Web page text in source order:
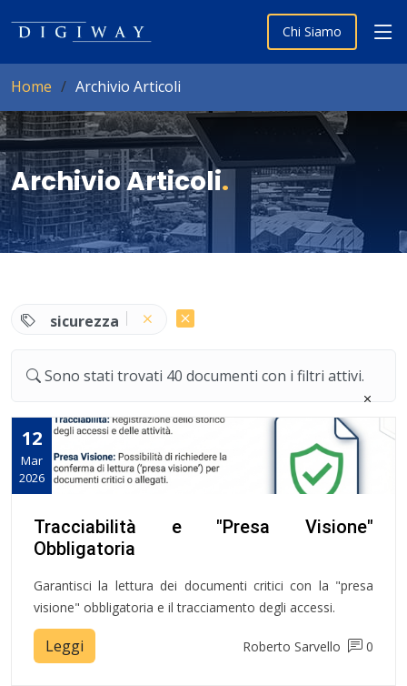
Chi Siamo
Home Archivio Articoli
Archivio Articoli.
sicurezza
Sono stati trovati 40 documenti con i filtri attivi.
12
Mar
2026
Tracciabilità e "Presa Visione"
Obbligatoria
Garantisci la lettura dei documenti critici con la "presa
visione" obbligatoria e il tracciamento degli accessi.
Leggi Roberto Sarvello 0